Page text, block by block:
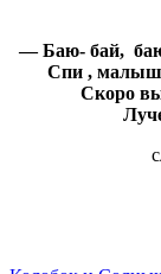
— Баю- бай,
Спи ,
Скоро